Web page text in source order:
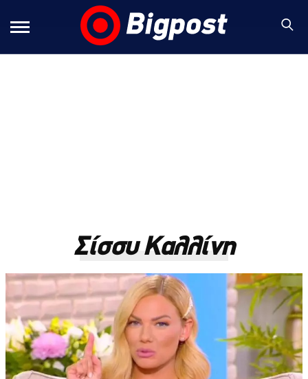
Σίσσυ Καλλίνη